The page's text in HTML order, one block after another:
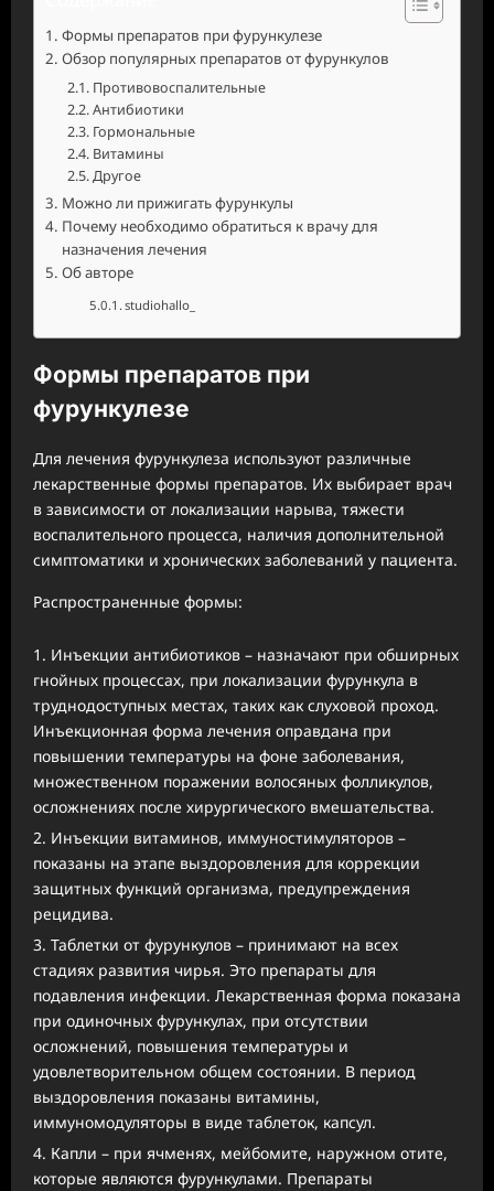
Формы препаратов при фурункулезе
Обзор популярных препаратов от фурункулов
Противовоспалительные
Антибиотики
Гормональные
Витамины
Другое
Можно ли прижигать фурункулы
Почему необходимо обратиться к врачу для
назначения лечения
Об авторе
studiohallo_
Формы препаратов при
фурункулезе
Для лечения фурункулеза используют различные
лекарственные формы препаратов. Их выбирает врач
в зависимости от локализации нарыва, тяжести
воспалительного процесса, наличия дополнительной
симптоматики и хронических заболеваний у пациента.
Распространенные формы:
Инъекции антибиотиков – назначают при обширных
гнойных процессах, при локализации фурункула в
труднодоступных местах, таких как слуховой проход.
Инъекционная форма лечения оправдана при
повышении температуры на фоне заболевания,
множественном поражении волосяных фолликулов,
осложнениях после хирургического вмешательства.
Инъекции витаминов, иммуностимуляторов –
показаны на этапе выздоровления для коррекции
защитных функций организма, предупреждения
рецидива.
Таблетки от фурункулов – принимают на всех
стадиях развития чирья. Это препараты для
подавления инфекции. Лекарственная форма показана
при одиночных фурункулах, при отсутствии
осложнений, повышения температуры и
удовлетворительном общем состоянии. В период
выздоровления показаны витамины,
иммуномодуляторы в виде таблеток, капсул.
Капли – при ячменях, мейбомите, наружном отите,
которые являются фурункулами. Препараты